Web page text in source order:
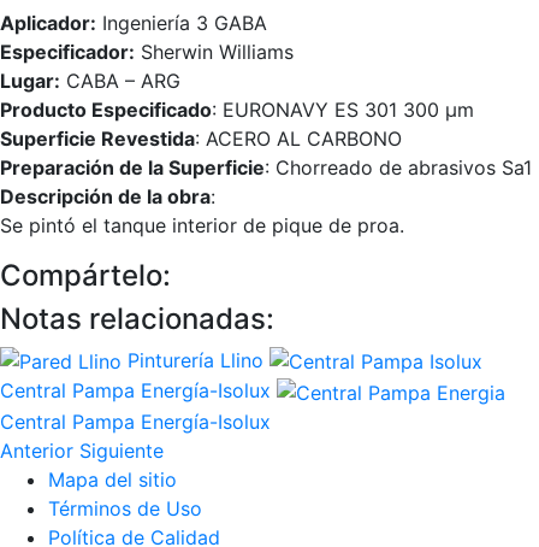
Aplicador: Ingeniería 3 GABA
Especificador: Sherwin Williams
Lugar: CABA – ARG
Producto Especificado: EURONAVY ES 301 300 µm
Superficie Revestida: ACERO AL CARBONO
Preparación de la Superficie: Chorreado de abrasivos Sa1
Descripción de la obra:
Se pintó el tanque interior de pique de proa.
Compártelo:
Notas relacionadas:
Pinturería Llino
Central Pampa Energía-Isolux
Central Pampa Energía-Isolux
Anterior Siguiente
Mapa del sitio
Términos de Uso
Política de Calidad